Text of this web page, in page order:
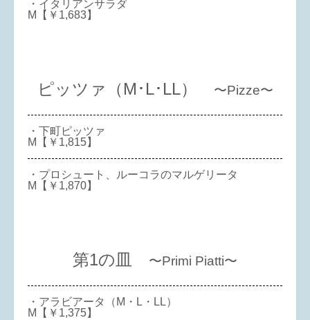
・イタリアンサラダ
M【￥1,683】
ピッツァ（M･L･LL） 〜Pizze〜
・下町ピッツァ
M【￥1,815】
・プロシュート、ルーコラのマルゲリータ
M【￥1,870】
第1の皿 〜Primi Piatti〜
・アラビアータ（M・L・LL）
M【￥1,375】